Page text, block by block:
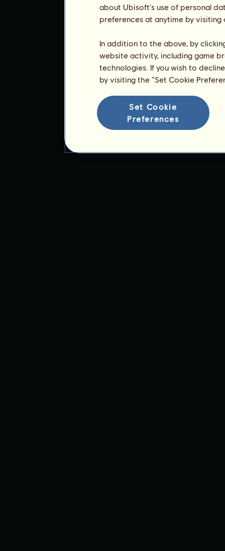
about Ubisoft's use of personal
preferences at anytime by
In addition to the above, by
website activity, including game
technologies. If you wish to
by visiting the “Set Cookie
Set Cookie
Preferences